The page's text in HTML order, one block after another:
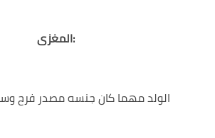
المغزى:
الولد مهما كان جنسه مصدر فرح